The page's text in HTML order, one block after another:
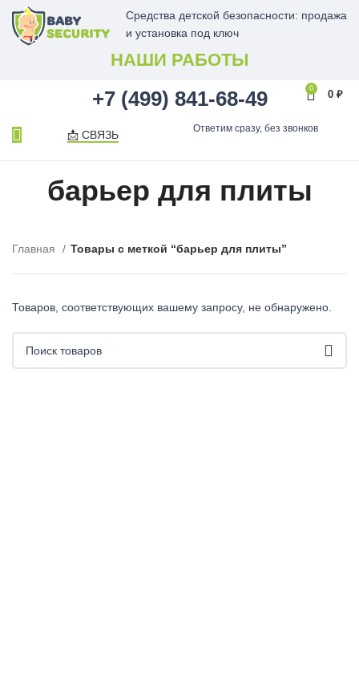
Средства детской безопасности: продажа
и установка под ключ
НАШИ РАБОТЫ
+7 (499) 841-68-49 0
0 ₽
📩 СВЯЗЬ Ответим сразу, без звонков
барьер для плиты
Главная Товары с меткой “барьер для плиты”
Товаров, соответствующих вашему запросу, не обнаружено.